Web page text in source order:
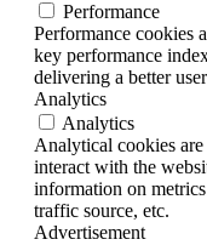
Performance
Performance cookies
key performance
delivering a better
Analytics
Analytics
Analytical cookies
interact with the
information on
traffic source, etc.
Advertisement